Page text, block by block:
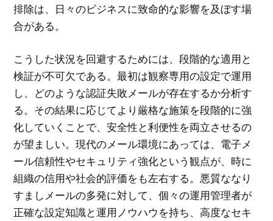
排除は、日々のビジネスに致命的な影響を及ぼす場
合がある。
こうした状況を回避するためには、段階的な適用と
検証が不可欠である。最初は観察専用の設定で運用
し、どのような認証失敗メールが存在するか分析す
る。その結果に応じてより厳格な施策を段階的に強
化していくことで、安全性と利便性を両立させるの
が望ましい。現代のメール環境にあっては、電子メ
ール信頼性やセキュリティ強化という観点が、時に
組織の信用や社会的評価をも左右する。悪質ななり
すましメールの多発に対して、個々の運用管理者が
正確な設定知識と運用ノウハウを持ち、高度なセキ